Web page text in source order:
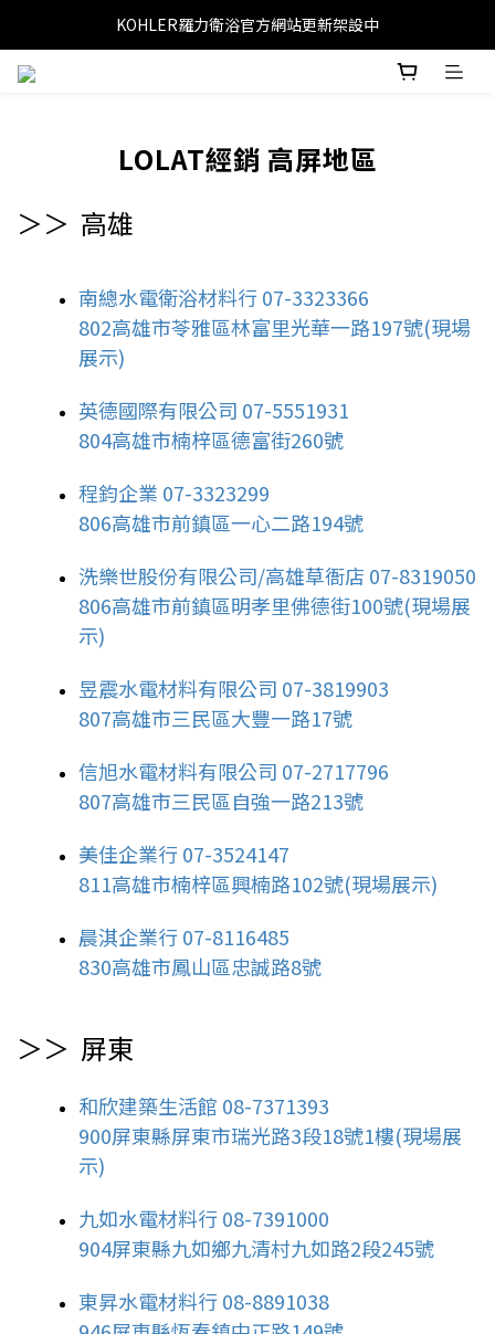
KOHLER羅力衛浴官方網站更新架設中
LOLAT經銷 高屏地區
＞＞ 高雄
南總水電衛浴材料行 07-3323366
802高雄市苓雅區林富里光華一路197號(現場
展示)
英德國際有限公司 07-5551931
804高雄市楠梓區德富街260號
程鈞企業 07-3323299
806高雄市前鎮區一心二路194號
洗樂世股份有限公司/高雄草衙店 07-8319050
806高雄市前鎮區明孝里佛德街100號(現場展
示)
昱震水電材料有限公司 07-3819903
807高雄市三民區大豐一路17號
信旭水電材料有限公司 07-2717796
807高雄市三民區自強一路213號
美佳企業行 07-3524147
811高雄市楠梓區興楠路102號(現場展示)
晨淇企業行 07-8116485
830高雄市鳳山區忠誠路8號
＞＞ 屏東
和欣建築生活館 08-7371393
900屏東縣屏東市瑞光路3段18號1樓(現場展
示)
九如水電材料行 08-7391000
904屏東縣九如鄉九清村九如路2段245號
東昇水電材料行 08-8891038